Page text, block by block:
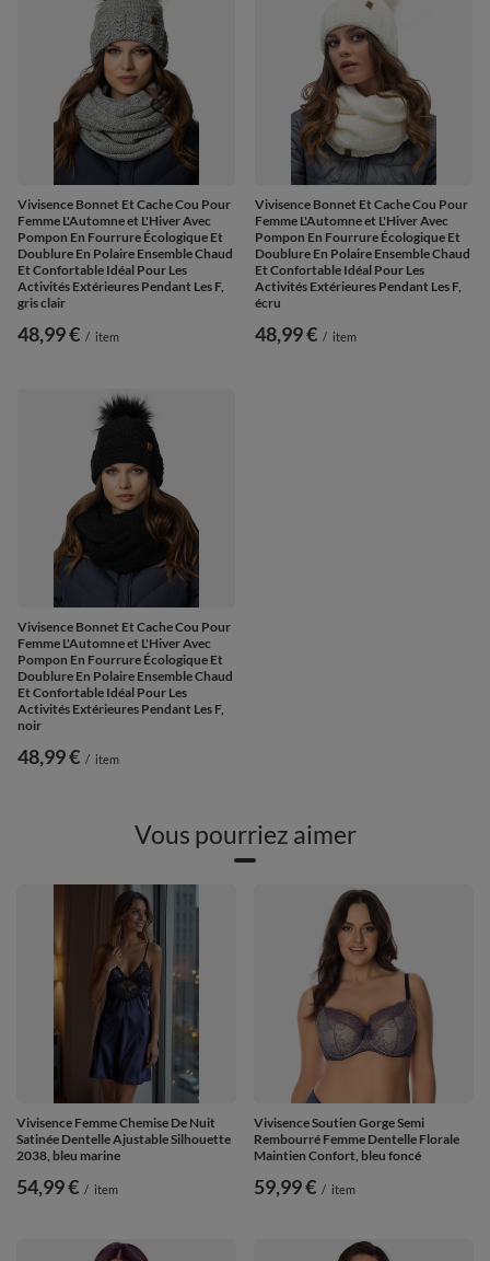
Vivisence Bonnet Et Cache Cou Pour
Femme L'Automne et L'Hiver Avec
Pompon En Fourrure Écologique Et
Doublure En Polaire Ensemble Chaud
Et Confortable Idéal Pour Les
Activités Extérieures Pendant Les F,
gris clair
48,99 € / item
Vivisence Bonnet Et Cache Cou Pour
Femme L'Automne et L'Hiver Avec
Pompon En Fourrure Écologique Et
Doublure En Polaire Ensemble Chaud
Et Confortable Idéal Pour Les
Activités Extérieures Pendant Les F,
écru
48,99 € / item
Vivisence Bonnet Et Cache Cou Pour
Femme L'Automne et L'Hiver Avec
Pompon En Fourrure Écologique Et
Doublure En Polaire Ensemble Chaud
Et Confortable Idéal Pour Les
Activités Extérieures Pendant Les F,
noir
48,99 € / item
Vous pourriez aimer
Vivisence Femme Chemise De Nuit
Satinée Dentelle Ajustable Silhouette
2038, bleu marine
54,99 € / item
Vivisence Soutien Gorge Semi
Rembourré Femme Dentelle Florale
Maintien Confort, bleu foncé
59,99 € / item